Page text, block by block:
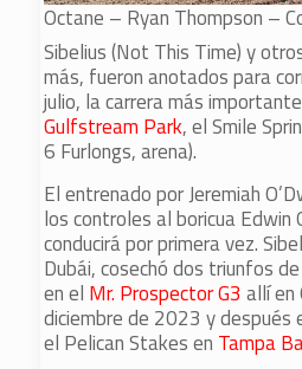
Octane – Ryan Thompson –
Sibelius (Not This Time) y
más, fueron anotados para
julio, la carrera más
Gulfstream Park, el Smile
6 Furlongs, arena).
El entrenado por Jeremiah
los controles al boricua Edwin
conducirá por primera vez.
Dubái, cosechó dos triunfos
en el Mr. Prospector G3 allí en
diciembre de 2023 y después
el Pelican Stakes en Tampa